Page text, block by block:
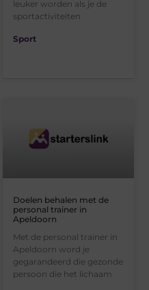
leuker worden als je de
sportactiviteiten
Sport
Doelen behalen met de
personal trainer in
Apeldoorn
Met de personal trainer in
Apeldoorn word je
gegarandeerd die gezonde
persoon die het lichaam